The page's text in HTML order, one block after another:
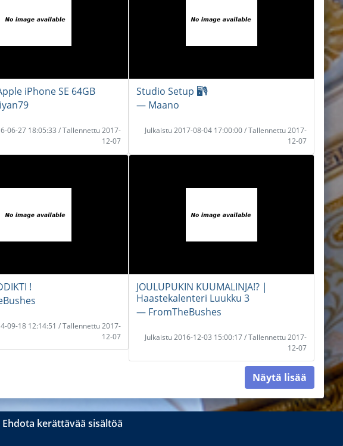
iPhone SE 64GB
06-27 18:05:33 / Tallennettu 2017-
12-07
Studio Setup 🖥🎙
― Maano
Julkaistu 2017-08-04 17:00:00 / Tallennettu 2017-
12-07
!
09-18 12:14:51 / Tallennettu 2017-
12-07
JOULUPUKIN KUUMALINJA!? |
Haastekalenteri Luukku 3
― FromTheBushes
Julkaistu 2016-12-03 15:00:17 / Tallennettu 2017-
12-07
Näytä lisää
Ehdota kerättävää sisältöä